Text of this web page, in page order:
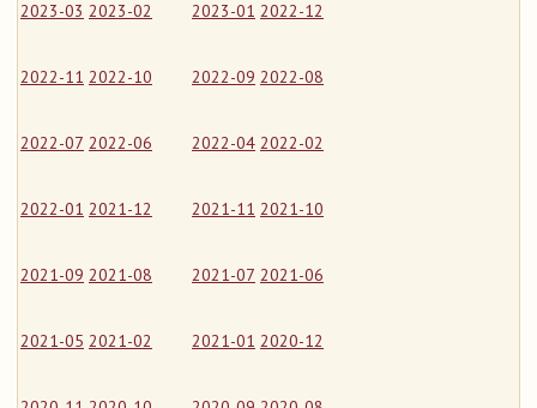
2023-03 2023-02 2023-01 2022-12
2022-11 2022-10 2022-09 2022-08
2022-07 2022-06 2022-04 2022-02
2022-01 2021-12 2021-11 2021-10
2021-09 2021-08 2021-07 2021-06
2021-05 2021-02 2021-01 2020-12